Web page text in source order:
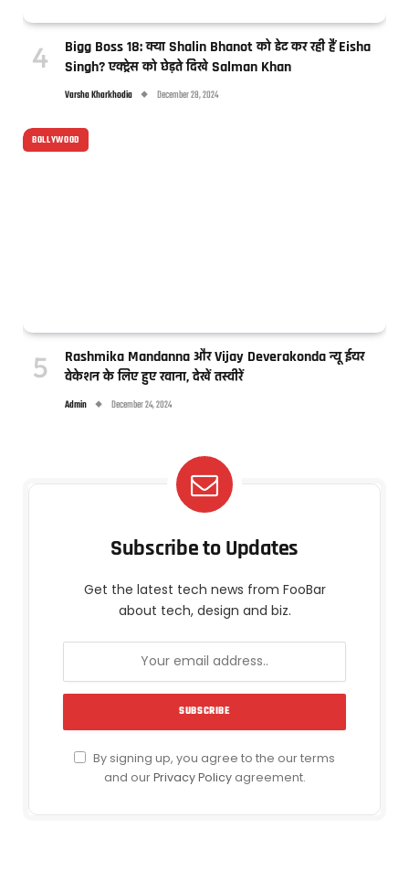
Bigg Boss 18: क्या Shalin Bhanot को डेट कर रही हैं Eisha
Singh? एक्ट्रेस को छेड़ते दिखे Salman Khan
Varsha Kharkhodia December 28, 2024
BOLLYWOOD
Rashmika Mandanna और Vijay Deverakonda न्यू ईयर
वेकेशन के लिए हुए रवाना, देखें तस्वीरें
Admin December 24, 2024
Subscribe to Updates
Get the latest tech news from FooBar
about tech, design and biz.
By signing up, you agree to the our terms
and ourPrivacy Policyagreement.